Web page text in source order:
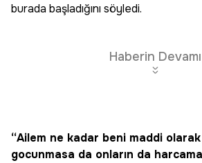
burada başladığını söyledi.
Haberin Devamı
“Ailem ne kadar beni maddi
gocunmasa da onların da